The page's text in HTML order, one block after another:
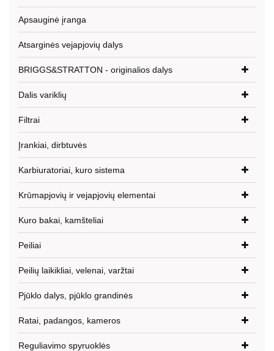
Apsauginė įranga
Atsarginės vejapjovių dalys
BRIGGS&STRATTON - originalios dalys
Dalis variklių
Filtrai
Įrankiai, dirbtuvės
Karbiuratoriai, kuro sistema
Krūmapjovių ir vejapjovių elementai
Kuro bakai, kamšteliai
Peiliai
Peilių laikikliai, velenai, varžtai
Pjūklo dalys, pjūklo grandinės
Ratai, padangos, kameros
Reguliavimo spyruoklės